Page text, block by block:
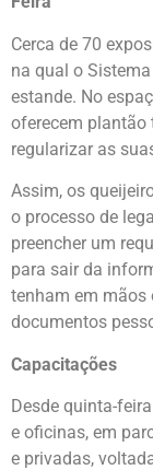
Cerca de 70
na qual o
estande. No
oferecem plantão
regularizar as
Assim, os
o processo de
preencher um
para sair da
tenham em mãos
documentos
Capacitações
Desde quinta-
e oficinas, em
e privadas,